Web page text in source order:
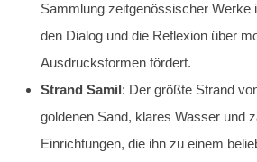
Sammlung zeitgenössischer Werke
den Dialog und die Reflexion über
Ausdrucksformen fördert.
Strand Samil: Der größte Strand
goldenen Sand, klares Wasser und
Einrichtungen, die ihn zu einem